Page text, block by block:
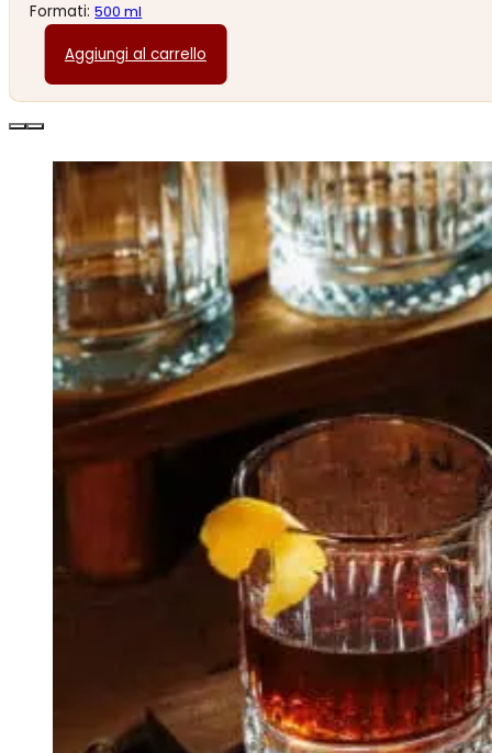
Formati:500 ml
Aggiungi al carrello